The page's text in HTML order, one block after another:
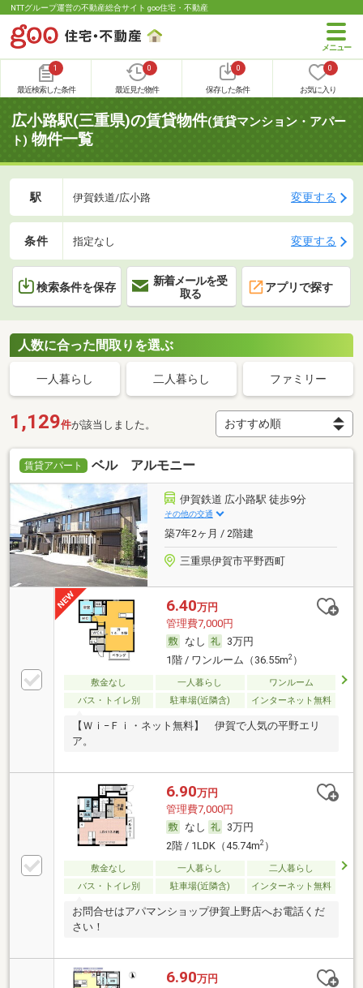
NTTグループ運営の不動産総合サイト goo住宅・不動産
1
最近検索した条件
0
最近見た物件
0
保存した条件
0
お気に入り
広小路駅(三重県)の賃貸物件(賃貸マンション・アパー
ト) 物件一覧
駅 伊賀鉄道/広小路 変更する
条件 指定なし 変更する
検索条件を保存
新着メールを受
取る
アプリで探す
人数に合った間取りを選ぶ
一人暮らし 二人暮らし ファミリー
1,129件が該当しました。
賃貸アパート ベル アルモニー
伊賀鉄道 広小路駅 徒歩9分
その他の交通
築7年2ヶ月 / 2階建
三重県伊賀市平野西町
6.40万円
管理費7,000円
なし
3万円
1階 / ワンルーム（36.55m2）
敷金なし 一人暮らし
ワンルーム
バス・トイレ別
駐車場(近隣含) インターネット無料
【Ｗｉ−Ｆｉ・ネット無料】 伊賀で人気の平野エリ
ア。
6.90万円
管理費7,000円
なし
3万円
2階 / 1LDK（45.74m2）
敷金なし 一人暮らし
二人暮らし
バス・トイレ別
駐車場(近隣含) インターネット無料
お問合せはアパマンショップ伊賀上野店へお電話くだ
さい！
6.90万円